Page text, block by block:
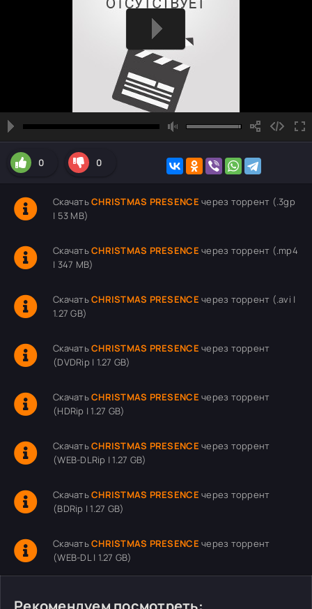
0 0
СкачатьCHRISTMAS PRESENCE через торрент (.3gp
| 53 MB)
СкачатьCHRISTMAS PRESENCE через торрент (.mp4
| 347 MB)
СкачатьCHRISTMAS PRESENCE через торрент (.avi |
1.27 GB)
СкачатьCHRISTMAS PRESENCE через торрент
(DVDRip | 1.27 GB)
СкачатьCHRISTMAS PRESENCE через торрент
(HDRip | 1.27 GB)
СкачатьCHRISTMAS PRESENCE через торрент
(WEB-DLRip | 1.27 GB)
СкачатьCHRISTMAS PRESENCE через торрент
(BDRip | 1.27 GB)
СкачатьCHRISTMAS PRESENCE через торрент
(WEB-DL | 1.27 GB)